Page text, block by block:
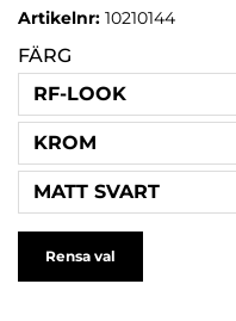
Artikelnr: 10210144
FÄRG
RF-LOOK
KROM
MATT SVART
Rensa val